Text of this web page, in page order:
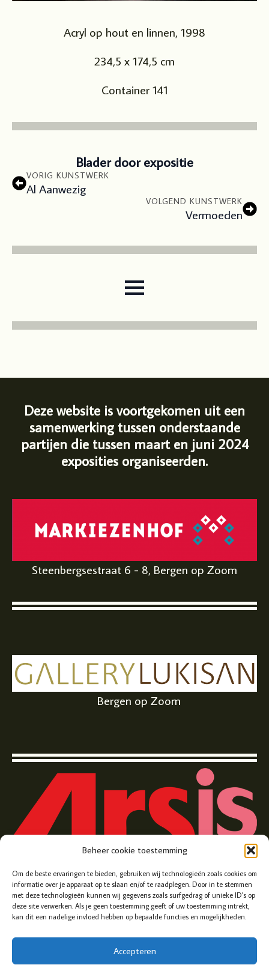
Beheer cookie toestemming
Om de beste ervaringen te bieden, gebruiken wij technologieën zoals cookies om
informatie over je apparaat op te slaan en/of te raadplegen. Door in te stemmen
met deze technologieën kunnen wij gegevens zoals surfgedrag of unieke ID's op
deze site verwerken. Als je geen toestemming geeft of uw toestemming intrekt,
kan dit een nadelige invloed hebben op bepaalde functies en mogelijkheden.
Accepteren
Acryl op hout en linnen, 1998
234,5 x 174,5 cm
Container 141
Blader door expositie
VORIG KUNSTWERK
Al Aanwezig
VOLGEND KUNSTWERK
Vermoeden
Deze website is voortgekomen uit een
samenwerking tussen onderstaande
partijen die tussen maart en juni 2024
exposities organiseerden.
Steenbergsestraat 6 - 8, Bergen op Zoom
Bergen op Zoom
Zuivelplein 5, Bergen op Zoom